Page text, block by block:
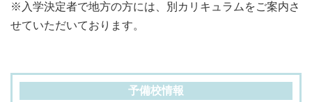
※入学決定者で地方の方には、別カリキュラムをご案内さ
せていただいております。
予備校情報